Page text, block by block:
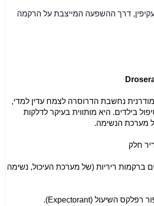
דרך ההשפעה המייצבת על הרקמה
נחשבת הדרוסרה לצמח עדין למדי,
בילדים. היא מותווית בעיקר לדלקות
מערכת הנשימה.
חלק
ברקמות ריריות (של מערכת העיכול, נשימה
רפלקס השיעול (Expectorant).